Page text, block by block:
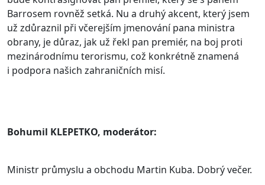
Barrosem rovněž setká. Nu a druhý akcent, který jsem
už zdůraznil při včerejším jmenování pana ministra
obrany, je důraz, jak už řekl pan premiér, na boj proti
mezinárodnímu terorismu, což konkrétně znamená
i podpora našich zahraničních misí.
Bohumil KLEPETKO, moderátor:
Ministr průmyslu a obchodu Martin Kuba. Dobrý večer.